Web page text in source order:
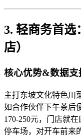
3. 轻商务首
店）
核心优势&数据支
主打东坡文化特色川
如合作伙伴下午茶后
170-250元，门店就
停车场，对开车前来